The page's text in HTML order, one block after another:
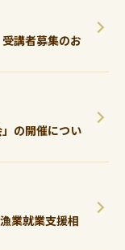
講者募集のお
」の開催につい
業就業支援相